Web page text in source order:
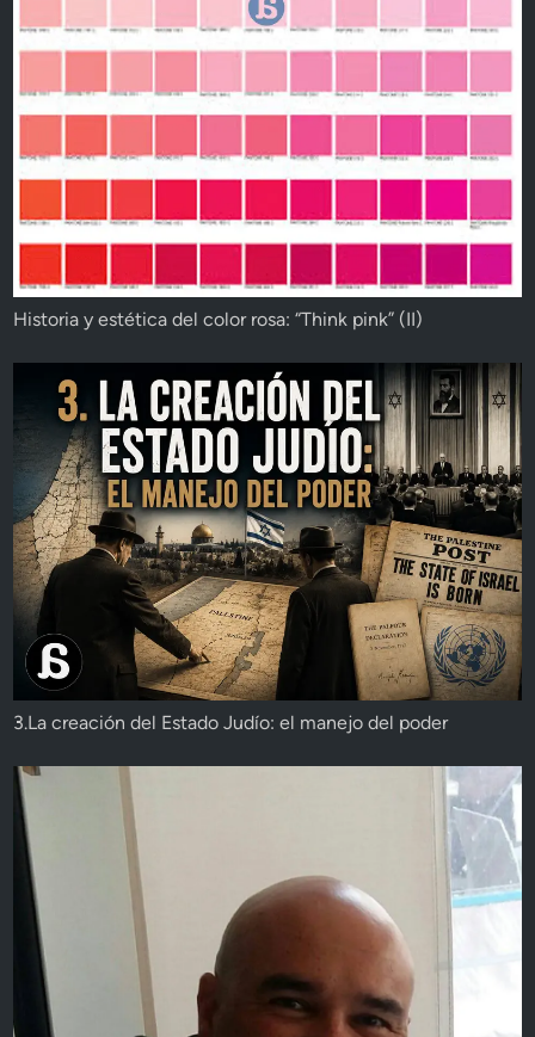
Historia y estética del color rosa: “Think pink” (II)
3.La creación del Estado Judío: el manejo del poder